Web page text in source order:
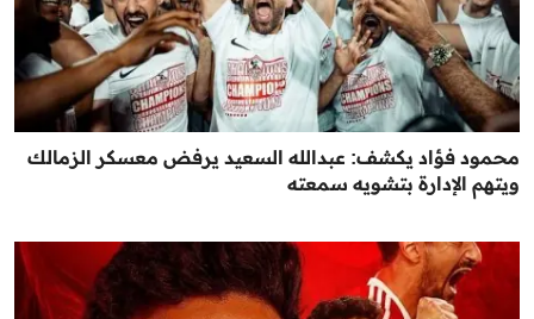
محمود فؤاد يكشف: عبدالله السعيد يرفض معسكر الزمالك
ويتهم الإدارة بتشويه سمعته